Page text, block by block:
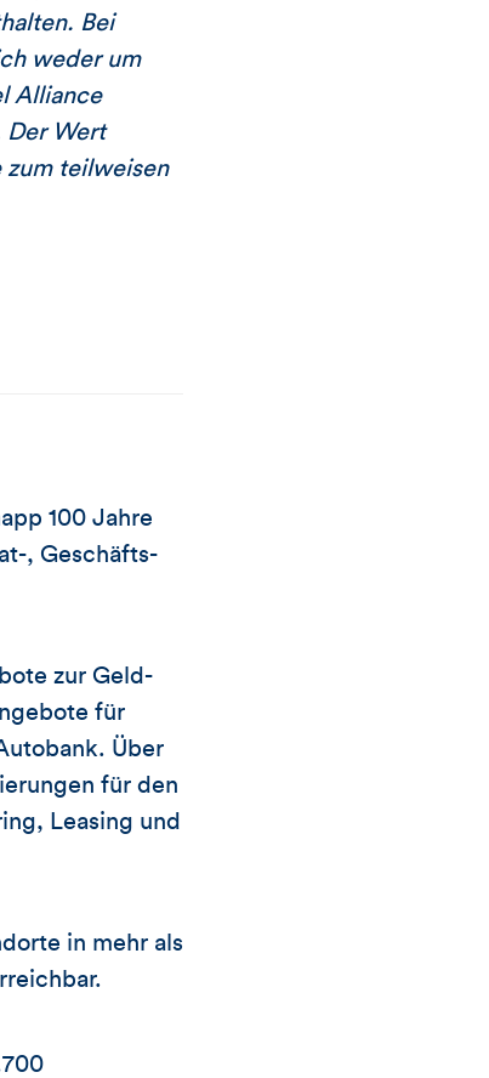
Bei
weder um
Alliance
Der Wert
zum teilweisen
100 Jahre
, Geschäfts-
zur Geld-
für
Über
für den
Leasing und
in mehr als